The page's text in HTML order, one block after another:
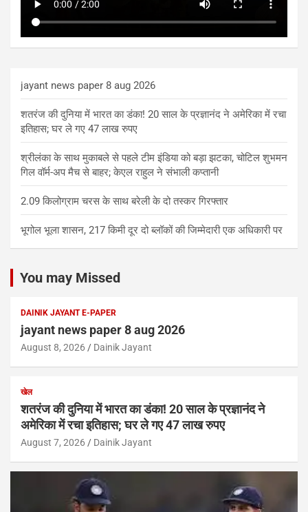
jayant news paper 8 aug 2026
शतरंज की दुनिया में भारत का डंका! 20 साल के प्रज्ञानंद ने अमेरिका में रचा
इतिहास; घर ले गए 47 लाख रुपए
श्रीलंका के साथ मुकाबले से पहले टीम इंडिया को बड़ा झटका, चोटिल शुभमन
गिल वॉर्म-अप मैच से बाहर; केएल राहुल ने संभाली कप्तानी
2.09 किलोग्राम चरस के साथ बरेली के दो तस्कर गिरफ्तार
भूगोल भूला शासन, 217 किमी दूर दो ब्लॉकों की जिम्मेदारी एक अधिकारी पर
You may Missed
DAINIK JAYANT E-PAPER
jayant news paper 8 aug 2026
August 8, 2026 Dainik Jayant
खेल
शतरंज की दुनिया में भारत का डंका! 20 साल के प्रज्ञानंद ने
अमेरिका में रचा इतिहास; घर ले गए 47 लाख रुपए
August 7, 2026 Dainik Jayant